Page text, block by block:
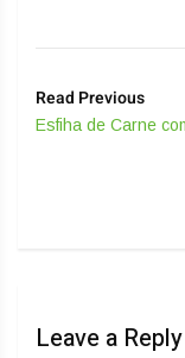
Read Previous
Esfiha de Carne
Leave a Reply